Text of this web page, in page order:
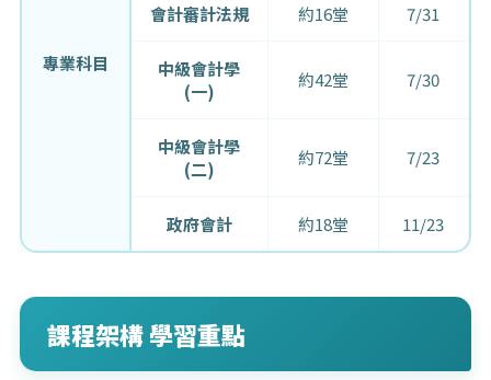
專業科目
會計審計法規 約16堂 7/31
中級會計學
(一)
約42堂 7/30
中級會計學
(二)
約72堂 7/23
政府會計 約18堂 11/23
課程架構 學習重點